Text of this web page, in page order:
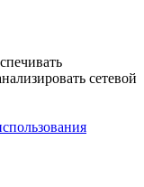
сетевой